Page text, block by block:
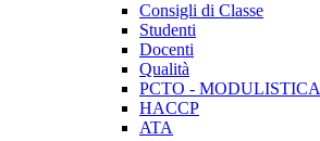
Consigli di Classe
Studenti
Docenti
Qualità
PCTO - MODULISTICA
HACCP
ATA